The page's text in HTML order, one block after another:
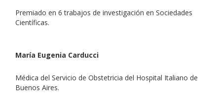
Premiado en 6 trabajos de investigación en Sociedades
Científicas.
María Eugenia Carducci
Médica del Servicio de Obstetricia del Hospital Italiano de
Buenos Aires.